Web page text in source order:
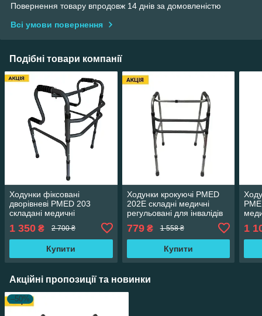
Повернення товару впродовж 14 днів за домовленістю
Всі умови повернення
Подібні товари компанії
Ходунки фіксовані
дворівневі PMED 203
складані медичні
регульовані для інвалідів
дорослих літніх
1 350 ₴ 2 700 ₴
Купити
Ходунки крокуючі PMED
202E складні медичні
регульовані для інвалідів
779₴ 1 558 ₴
Купити
1
Акційні пропозиції та новинки
–50%